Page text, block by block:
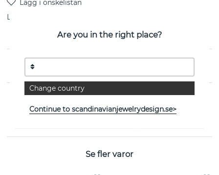
Leverans:
PRODUKTBESKRIVNING
EGENSKAPER
Se fler varor
Are you in the right place?
Change country
Continue to scandinavianjewelrydesign.se>